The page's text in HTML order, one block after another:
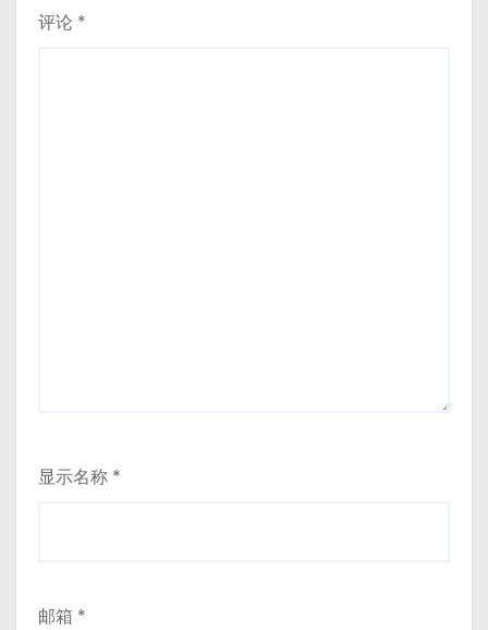
评论 *
显示名称 *
邮箱 *